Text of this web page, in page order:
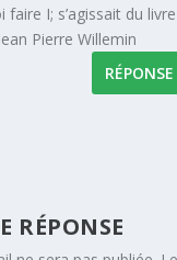
faire I; s’agissait du livre
Pierre Willemin
RÉPONSE
RÉPONSE